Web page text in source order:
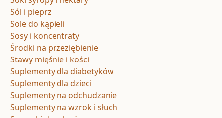
Sól i pieprz
Sole do kąpieli
Sosy i koncentraty
Środki na przeziębienie
Stawy mięśnie i kości
Suplementy dla diabetyków
Suplementy dla dzieci
Suplementy na odchudzanie
Suplementy na wzrok i słuch